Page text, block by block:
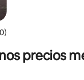
promedio: 4.6 de 5;
precios